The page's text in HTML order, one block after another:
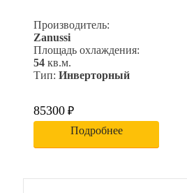
Производитель:
Zanussi
Площадь охлаждения:
54 кв.м.
Тип: Инверторный
85300 ₽
Подробнее